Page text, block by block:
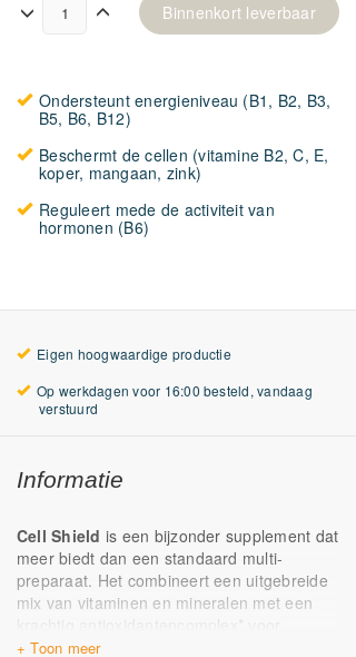
Binnenkort leverbaar
Ondersteunt energieniveau (B1, B2, B3,
B5, B6, B12)
Beschermt de cellen (vitamine B2, C, E,
koper, mangaan, zink)
Reguleert mede de activiteit van
hormonen (B6)
Eigen hoogwaardige productie
Op werkdagen voor 16:00 besteld, vandaag
verstuurd
Informatie
Cell Shield is een bijzonder supplement dat
meer biedt dan een standaard multi-
preparaat. Het combineert een uitgebreide
mix van vitaminen en mineralen met een
krachtig antioxidantencomplex* voor
optimale cellulaire bescherming. Dankzij